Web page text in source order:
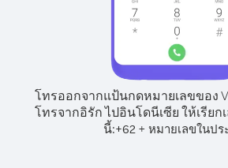
โทรออกจากแป้นกดหมายเลขของ
โทรจากอิรัก ไปอินโดนีเซีย ให้เรีย
นี้:+62 + หมายเลขในปร